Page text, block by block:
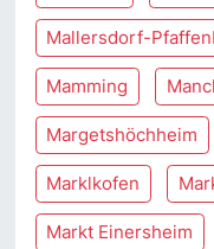
Mallersdorf-
Mamming
Margetshöchheim
Marklkofen
Markt Einersheim